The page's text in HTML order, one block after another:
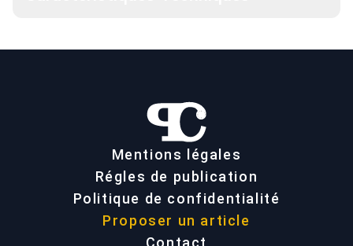
Mentions légales
Régles de publication
Politique de confidentialité
Proposer un article
Contact